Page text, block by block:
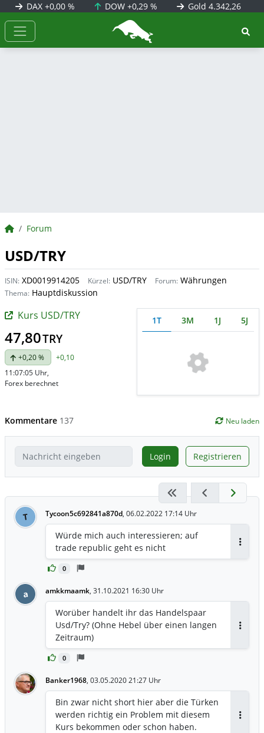
DAX +0,00 % DOW+0,29 % Gold 4.342,26
BörsenNEWS.de
BörsenNEWS.de
Forum
USD/TRY
ISIN: XD0019914205 Kürzel: USD/TRY Forum: Währungen
Thema: Hauptdiskussion
Kurs USD/TRY
47,80TRY
+0,20 %
+0,10
11:07:05 Uhr,
Forex berechnet
1T 3M 1J 5J
Kommentare 137 Neu laden
Login Registrieren
T Tycoon5c692841a870d, 06.02.2022 17:14 Uhr
0
Würde mich auch interessieren; auf
trade republic geht es nicht
a amkkmaamk, 31.10.2021 16:30 Uhr
0
Worüber handelt ihr das Handelspaar
Usd/Try? (Ohne Hebel über einen langen
Zeitraum)
Banker1968, 03.05.2020 21:27 Uhr
Bin zwar nicht short hier aber die Türken
werden richtig ein Problem mit diesem
Kurs bekommen oder schon haben.